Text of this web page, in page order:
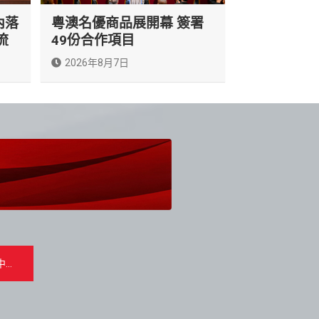
落
粵澳名優商品展開幕 簽署
49份合作項目
2026年8月7日